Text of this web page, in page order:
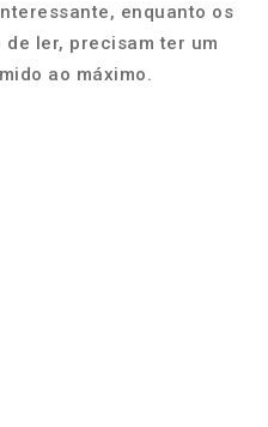
enquanto os
de ler, precisam ter um
ao máximo.